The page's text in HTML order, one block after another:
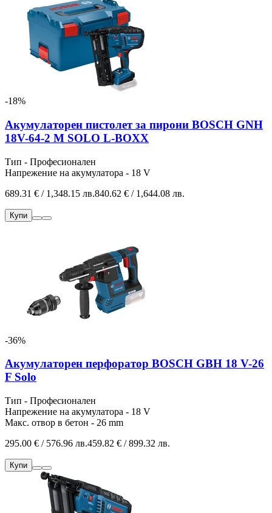
-18%
Акумулаторен пистолет за пирони BOSCH GNH
18V-64-2 M SOLO L-BOXX
Тип - Професионален
Напрежение на акумулатора - 18 V
689.31 € / 1,348.15 лв.840.62 € / 1,644.08 лв.
Купи
-36%
Акумулаторен перфоратор BOSCH GBH 18 V-26
F Solo
Тип - Професионален
Напрежение на акумулатора - 18 V
Макс. отвор в бетон - 26 mm
295.00 € / 576.96 лв.459.82 € / 899.32 лв.
Купи